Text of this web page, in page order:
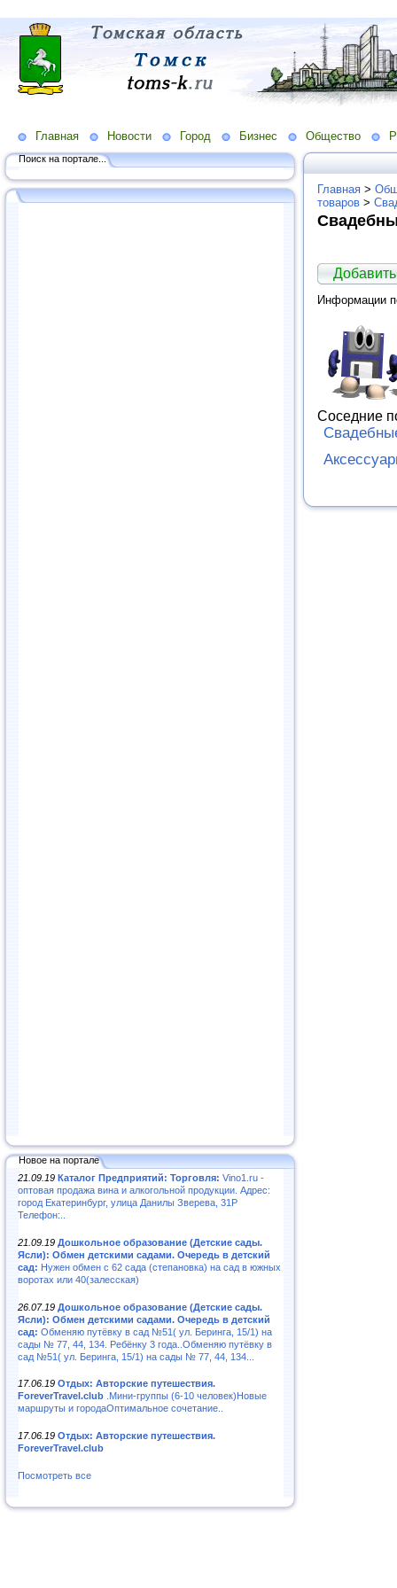
Главная Новости Город Бизнес Общество
Поиск на портале...
Новое на портале
21.09.19 Каталог Предприятий: Торговля: Vino1.ru -
оптовая продажа вина и алкогольной продукции. Адрес:
город Екатеринбург, улица Данилы Зверева, 31Р
Телефон:..
21.09.19 Дошкольное образование (Детские сады.
Ясли): Обмен детскими садами. Очередь в детский
сад: Нужен обмен с 62 сада (степановка) на сад в южных
воротах или 40(залесская)
26.07.19 Дошкольное образование (Детские сады.
Ясли): Обмен детскими садами. Очередь в детский
сад: Обменяю путёвку в сад №51( ул. Беринга, 15/1) на
сады № 77, 44, 134. Ребёнку 3 года..Обменяю путёвку в
сад №51( ул. Беринга, 15/1) на сады № 77, 44, 134...
17.06.19 Отдых: Авторские путешествия.
ForeverTravel.club .Мини-группы (6-10 человек)Новые
маршруты и городаОптимальное сочетание..
17.06.19 Отдых: Авторские путешествия.
ForeverTravel.club
Посмотреть все
Главная >
товаров >
Информации
Соседние